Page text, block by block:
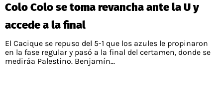
Colo Colo se toma revancha ante la U y
accede a la final
El Cacique se repuso del 5-1 que los azules le propinaron
en la fase regular y pasó a la final del certamen, donde se
mediráa Palestino. Benjamín...